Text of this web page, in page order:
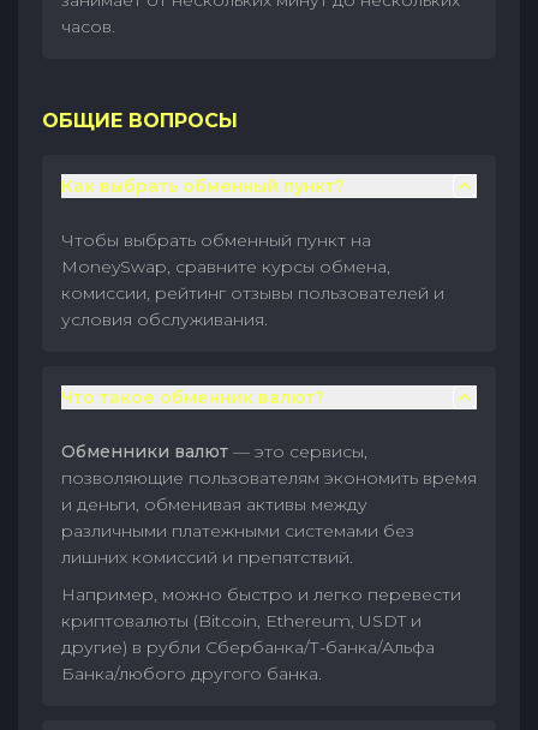
часов.
ОБЩИЕ ВОПРОСЫ
Как выбрать обменный пункт?
Чтобы выбрать обменный пункт на
MoneySwap, сравните курсы обмена,
комиссии, рейтинг отзывы пользователей и
условия обслуживания.
Что такое обменник валют?
Обменники валют — это сервисы,
позволяющие пользователям экономить время
и деньги, обменивая активы между
различными платежными системами без
лишних комиссий и препятствий.
Например, можно быстро и легко перевести
криптовалюты (Bitcoin, Ethereum, USDT и
другие) в рубли Сбербанка/Т-банка/Альфа
Банка/любого другого банка.